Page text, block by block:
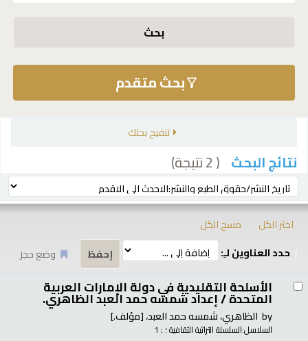
بحث
بحث متقدم
تنقيح بحثك
نتائج البحث ( 2 نتيجة)
ترتيب بواسطة:
اختر الكل
مسح الكل
حدد العناوين لـِ:
وضع حجز
الأسلحة التقليدية في دولة الإمارات العربية
المتحدة /إعداد شمسه حمد العبد الظاهري.
by الظاهري، شمسه حمد العبد،[مؤلف.]
السلاسل:السلسلة التراثية الثقافية ؛ ; 1